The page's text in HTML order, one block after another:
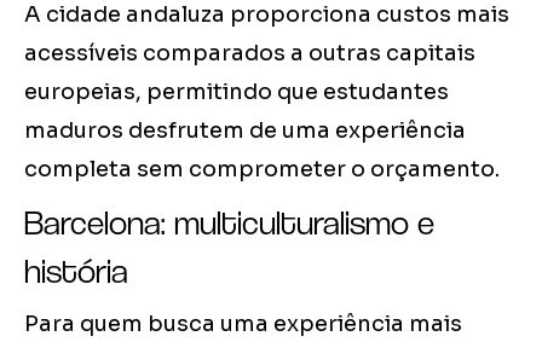
A cidade andaluza proporciona custos mais
acessíveis comparados a outras capitais
europeias, permitindo que estudantes
maduros desfrutem de uma experiência
completa sem comprometer o orçamento.
Barcelona: multiculturalismo e
história
Para quem busca uma experiência mais